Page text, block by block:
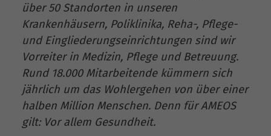
über 50 Standorten in unseren
Krankenhäusern, Poliklinika, Reha-, Pflege-
und Eingliederungseinrichtungen sind wir
Vorreiter in Medizin, Pflege und Betreuung.
Rund 18.000 Mitarbeitende kümmern sich
jährlich um das Wohlergehen von über einer
halben Million Menschen. Denn für AMEOS
gilt: Vor allem Gesundheit.